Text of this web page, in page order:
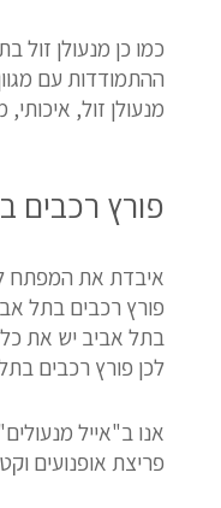
כמו כן מנעולן זול
ההתמודדות עם
מנעולן זול,
פורץ רכבים
איבדת את המפתח
פורץ רכבים בתל
בתל אביב יש את
לכן פורץ רכבים
אנו ב"אייל
פריצת אופנועים